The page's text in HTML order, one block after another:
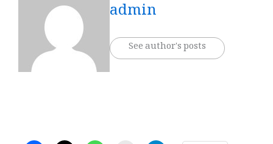
admin
See author's posts